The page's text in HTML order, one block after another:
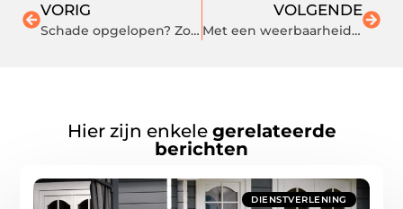
VORIG
Schade opgelopen? Zorg dat u een bedrijfsautoverzekering heeft
VOLGENDE
Met een weerbaarheidstraining voor uw kind leert hij of zij omgaan met pesten
Hier zijn enkele gerelateerde
berichten
DIENSTVERLENING